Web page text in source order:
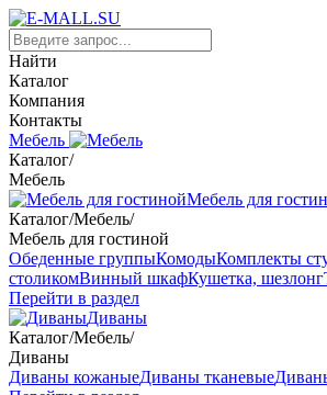
Найти
Каталог
Компания
Контакты
Мебель
Каталог/
Мебель
Мебель для
Каталог/Мебель/
Мебель для гостиной
Обеденные группыКомодыКомплекты
столикомВинный шкафКушетка, шезлонг
Перейти в раздел
Диваны
Каталог/Мебель/
Диваны
Диваны кожаныеДиваны тканевые